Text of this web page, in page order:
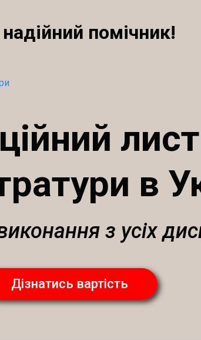
помічник!
в
з усіх
Дізнатись вартість